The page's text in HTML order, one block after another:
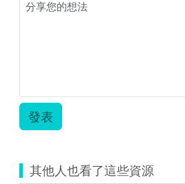
發
發表
其他人也看了這些資源